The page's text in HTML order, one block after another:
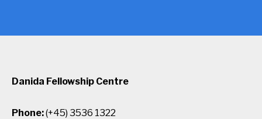
Danida Fellowship Centre
Phone:(+45) 3536 1322